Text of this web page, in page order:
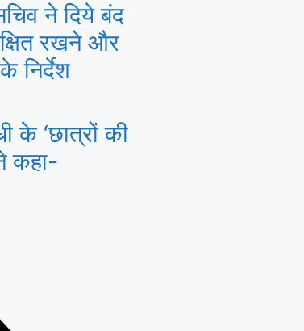
ने दिये बंद
रखने और
निर्देश
के ‘छात्रों की
कहा-